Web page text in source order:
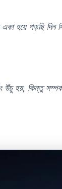
হয়ে পড়ছি দিন
উঁচু হয়, কিন্তু